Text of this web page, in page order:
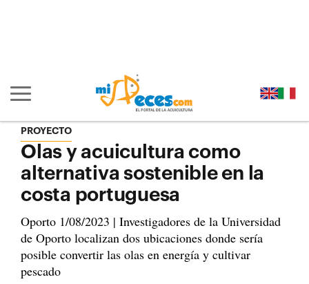
Mostrar/ocultar navegación principal
PROYECTO
Olas y acuicultura como
alternativa sostenible en la
costa portuguesa
Oporto 1/08/2023 | Investigadores de la Universidad
de Oporto localizan dos ubicaciones donde sería
posible convertir las olas en energía y cultivar
pescado